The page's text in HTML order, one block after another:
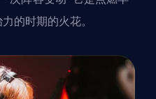
的时期的火花。